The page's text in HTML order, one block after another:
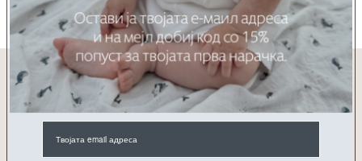
WRITE A REVIEW
No items found
ПРИЈАВИ СЕ НА НАШАТА E-MAIL ЛИСТА
Е-пошта
Претплати се